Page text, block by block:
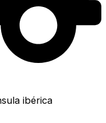
ibérica